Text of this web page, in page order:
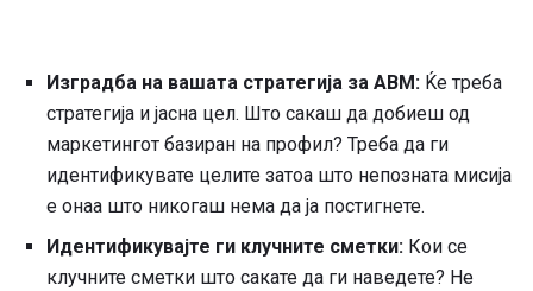
Изградба на вашата стратегија за ABM: Ќе треба
стратегија и јасна цел. Што сакаш да добиеш од
маркетингот базиран на профил? Треба да ги
идентификувате целите затоа што непозната мисија
е онаа што никогаш нема да ја постигнете.
Идентификувајте ги клучните сметки: Кои се
клучните сметки што сакате да ги наведете? Не